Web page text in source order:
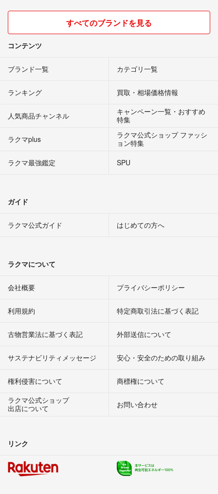
すべてのブランドを見る
コンテンツ
ブランド一覧 カテゴリ一覧
ランキング 買取・相場価格情報
人気商品チャンネル
キャンペーン一覧・おすすめ
特集
ラクマplus
ラクマ公式ショップ ファッシ
ョン特集
ラクマ最強鑑定
SPU
ガイド
ラクマ公式ガイド はじめての方へ
ラクマについて
会社概要 プライバシーポリシー
利用規約 特定商取引法に基づく表記
古物営業法に基づく表記 外部送信について
サステナビリティメッセージ 安心・安全のための取り組み
権利侵害について
商標権について
ラクマ公式ショップ
出店について
お問い合わせ
リンク